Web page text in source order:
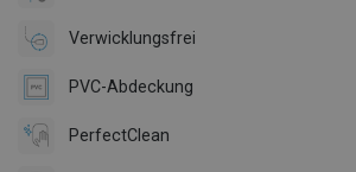
Verwicklungsfrei
PVC-Abdeckung
PerfectClean